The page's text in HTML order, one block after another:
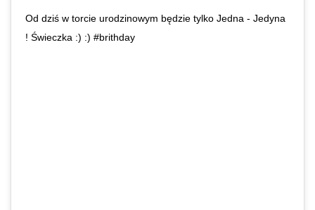
Od dziś w torcie urodzinowym będzie tylko Jedna - Jedyna
! Świeczka :) :) #brithday